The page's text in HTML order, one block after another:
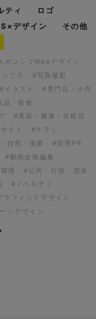
ティ
ロゴ
デザイン
その他
ポンシブWebデザイン
フラ
#写真撮影
#イラスト
#専門店・小売
品・飲食
#美容・健康・化粧品
イト
#チラシ
自然・漁業
#採用PR
#動画企画編集
境
#公共・行政・団体
#ノベルティ
ラフィックデザイン
ジデザイン